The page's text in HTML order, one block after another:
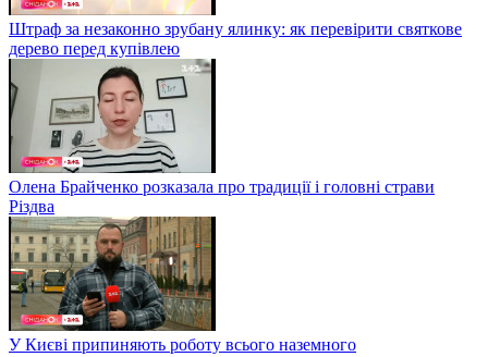
Штраф за незаконно зрубану ялинку: як перевірити святкове
дерево перед купівлею
Олена Брайченко розказала про традиції і головні страви
Різдва
У Києві припиняють роботу всього наземного